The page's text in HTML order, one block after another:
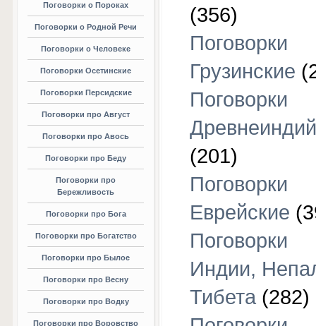
Поговорки о Пороках
Поговорки о Родной Речи
Поговорки о Человеке
Поговорки Осетинские
Поговорки Персидские
Поговорки про Август
Поговорки про Авось
Поговорки про Беду
Поговорки про
Бережливость
Поговорки про Бога
Поговорки про Богатство
Поговорки про Былое
Поговорки про Весну
Поговорки про Водку
Поговорки про Воровство
(356)
Поговорки
Грузинские
Поговорки
(201)
Поговорки
Еврейские
Поговорки
Индии,
Тибета (282)